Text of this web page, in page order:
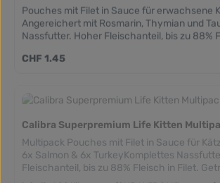
Pouches mit Filet in Sauce für erwachsene
Angereichert mit Rosmarin, Thymian und
Nassfutter. Hoher Fleischanteil, bis zu 88%
Frei von Weizen, Mais, Soja und
Regulärer Preis:
CHF 1.45
Calibra Superpremium Life Kitten
Multipack Pouches mit Filet in Sauce für
6x Salmon & 6x TurkeyKomplettes
Fleischanteil, bis zu 88% Fleisch in Filet.
Zusammensetzungen. Hinzugefügtes Taurin. Frei von
(CHF 16.57 / 1 Kilogramm)